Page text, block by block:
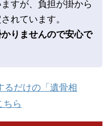
すが、負担が掛から
れています。
りませんので安心で
るだけの「遺骨相
ら